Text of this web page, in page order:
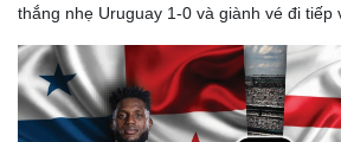
thắng nhẹ Uruguay 1-0 và giành vé đi tiếp